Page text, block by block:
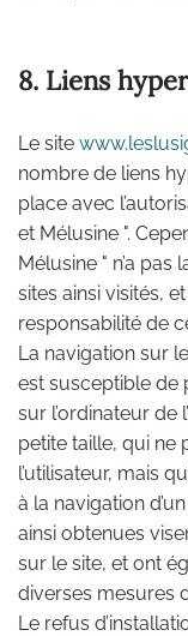
8. Liens
Le site
nombre de liens
place avec
et Mélusine ".
Mélusine " n’a
sites ainsi visités,
responsabilité de
La navigation sur
est susceptible de
sur l’ordinateur de
petite taille, qui ne
l’utilisateur, mais
à la navigation
ainsi obtenues
sur le site, et ont
diverses mesures
Le refus